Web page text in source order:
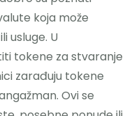
koja može
usluge. U
tokene za stvaranje
zarađuju tokene
Ovi se